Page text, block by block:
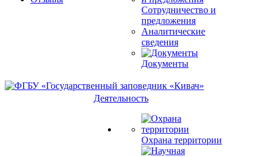
Сотрудничество и
предложения
Аналитические
сведения
Документы
Деятельность
Охрана территории